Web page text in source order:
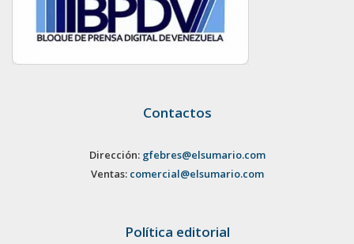
Contactos
Dirección: gfebres@elsumario.com
Ventas: comercial@elsumario.com
Política editorial